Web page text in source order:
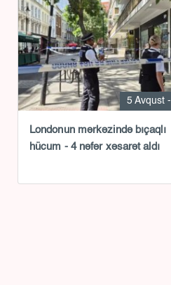
5 Avqust
Londonun mərkəzində bıçaqlı
hücum - 4 nəfər xəsarət aldı